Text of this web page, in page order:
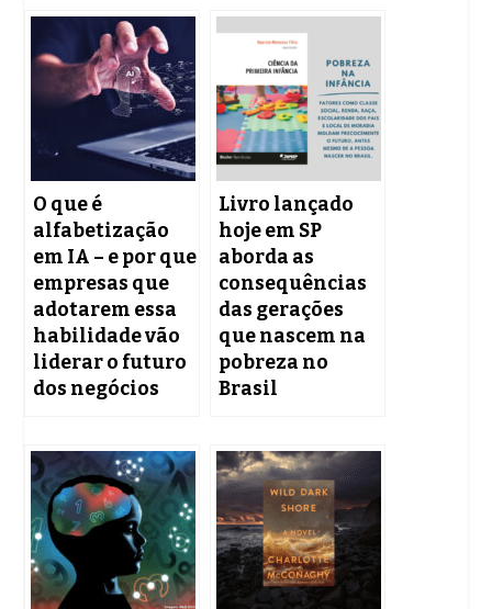
O que é
alfabetização
em IA – e por que
empresas que
adotarem essa
habilidade vão
liderar o futuro
dos negócios
Livro lançado
hoje em SP
aborda as
consequências
das gerações
que nascem na
pobreza no
Brasil